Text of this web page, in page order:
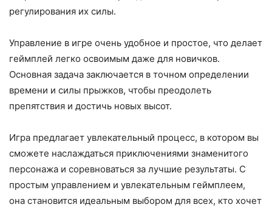
регулирования их силы.
Управление в игре очень удобное и простое, что делает
геймплей легко освоимым даже для новичков.
Основная задача заключается в точном определении
времени и силы прыжков, чтобы преодолеть
препятствия и достичь новых высот.
Игра предлагает увлекательный процесс, в котором вы
сможете наслаждаться приключениями знаменитого
персонажа и соревноваться за лучшие результаты. С
простым управлением и увлекательным геймплеем,
она становится идеальным выбором для всех, кто хочет